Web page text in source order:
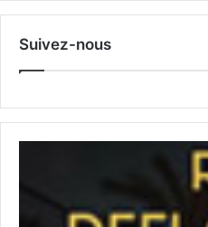
Suivez-nous